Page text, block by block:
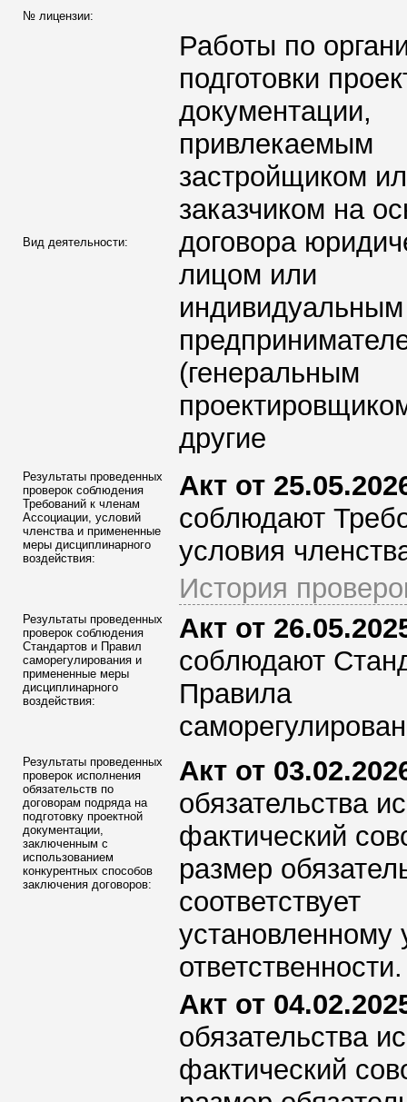
№ лицензии:
Вид деятельности:
Работы по
подготовки
документации,
привлекаемым
застройщиком
заказчиком на
договора
лицом или
индивидуальным
(генеральным
другие
Результаты проведенных
проверок соблюдения
Требований к членам
Ассоциации , условий
членства и примененные
меры дисциплинарного
воздействия:
Акт от
соблюдают
условия
История
Результаты проведенных
проверок соблюдения
Стандартов и Правил
саморегулирования и
примененные меры
дисциплинарного
воздействия:
Акт от
соблюдают
Правила
Результаты проведенных
проверок исполнения
обязательств по
договорам подряда на
подготовку проектной
документации,
заключенным с
использованием
конкурентных способов
заключения договоров:
Акт от
обязательства
фактический
размер
соответствует
установленному
ответственности.
Акт от
обязательства
фактический